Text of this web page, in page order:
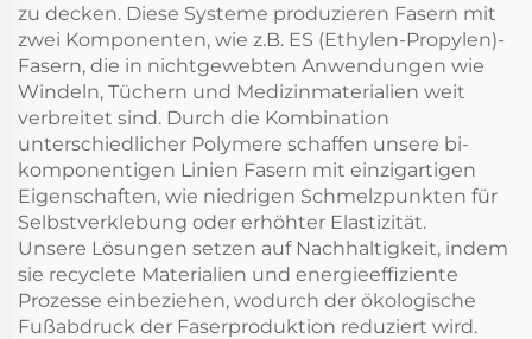
zu decken. Diese Systeme produzieren Fasern mit
zwei Komponenten, wie z.B. ES (Ethylen-Propylen)-
Fasern, die in nichtgewebten Anwendungen wie
Windeln, Tüchern und Medizinmaterialien weit
verbreitet sind. Durch die Kombination
unterschiedlicher Polymere schaffen unsere bi-
komponentigen Linien Fasern mit einzigartigen
Eigenschaften, wie niedrigen Schmelzpunkten für
Selbstverklebung oder erhöhter Elastizität.
Unsere Lösungen setzen auf Nachhaltigkeit, indem
sie recyclete Materialien und energieeffiziente
Prozesse einbeziehen, wodurch der ökologische
Fußabdruck der Faserproduktion reduziert wird.